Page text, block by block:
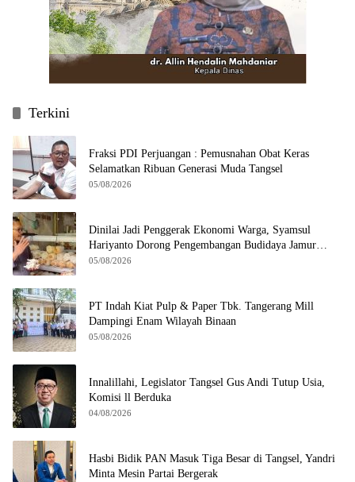
Terkini
Fraksi PDI Perjuangan : Pemusnahan Obat Keras
Selamatkan Ribuan Generasi Muda Tangsel
05/08/2026
Dinilai Jadi Penggerak Ekonomi Warga, Syamsul
Hariyanto Dorong Pengembangan Budidaya Jamur
Crispy di Serpong
05/08/2026
PT Indah Kiat Pulp & Paper Tbk. Tangerang Mill
Dampingi Enam Wilayah Binaan
05/08/2026
Innalillahi, Legislator Tangsel Gus Andi Tutup Usia,
Komisi ll Berduka
04/08/2026
Hasbi Bidik PAN Masuk Tiga Besar di Tangsel, Yandri
Minta Mesin Partai Bergerak